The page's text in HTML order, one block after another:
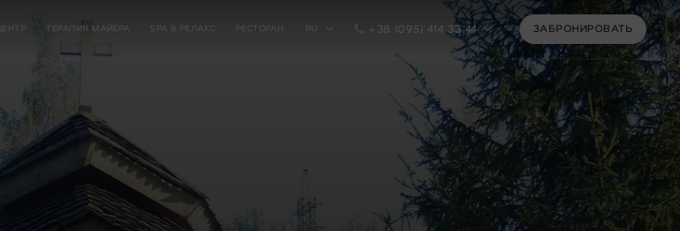
ТЕРАПИЯ МАЙЕРА SPA & РЕЛАКС РЕСТОРАН RU +38 (095) 414 33 44 ЗАБРОНИРОВАТЬ